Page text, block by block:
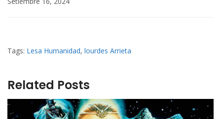
Tags: Lesa Humanidad, lourdes Arrieta
Related Posts